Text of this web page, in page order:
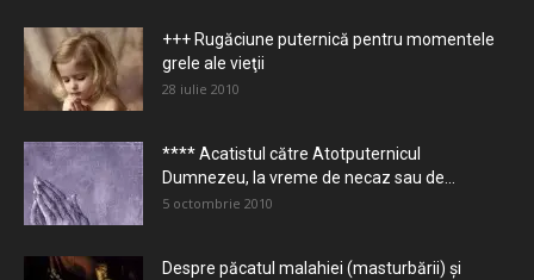
+++ Rugăciune puternică pentru momentele
grele ale vieţii
28 iulie 2010
**** Acatistul către Atotputernicul
Dumnezeu, la vreme de necaz sau de...
5 octombrie 2010
Despre păcatul malahiei (masturbării) şi